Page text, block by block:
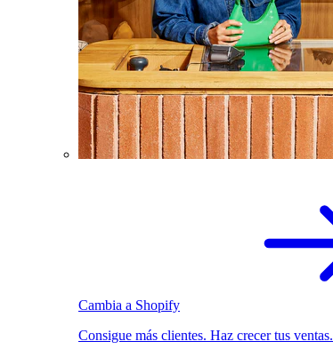
Cambia a Shopify
Consigue más clientes. Haz crecer tus ventas.